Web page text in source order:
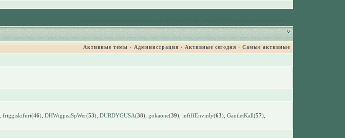
·
Активные темы · Администрация · Активные сегодня · Самые активные
friggiskifuri(46), DHWigpeaSpWer(53), DURDYGUSA(38), gokaone(39), infiffEnvinly(63), GautletKall(57),